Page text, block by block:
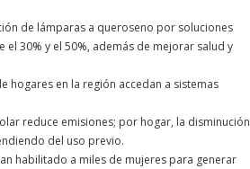
de lámparas a queroseno por soluciones
el 30% y el 50%, además de mejorar salud y
hogares en la región accedan a sistemas
reduce emisiones; por hogar, la disminución
del uso previo.
habilitado a miles de mujeres para generar